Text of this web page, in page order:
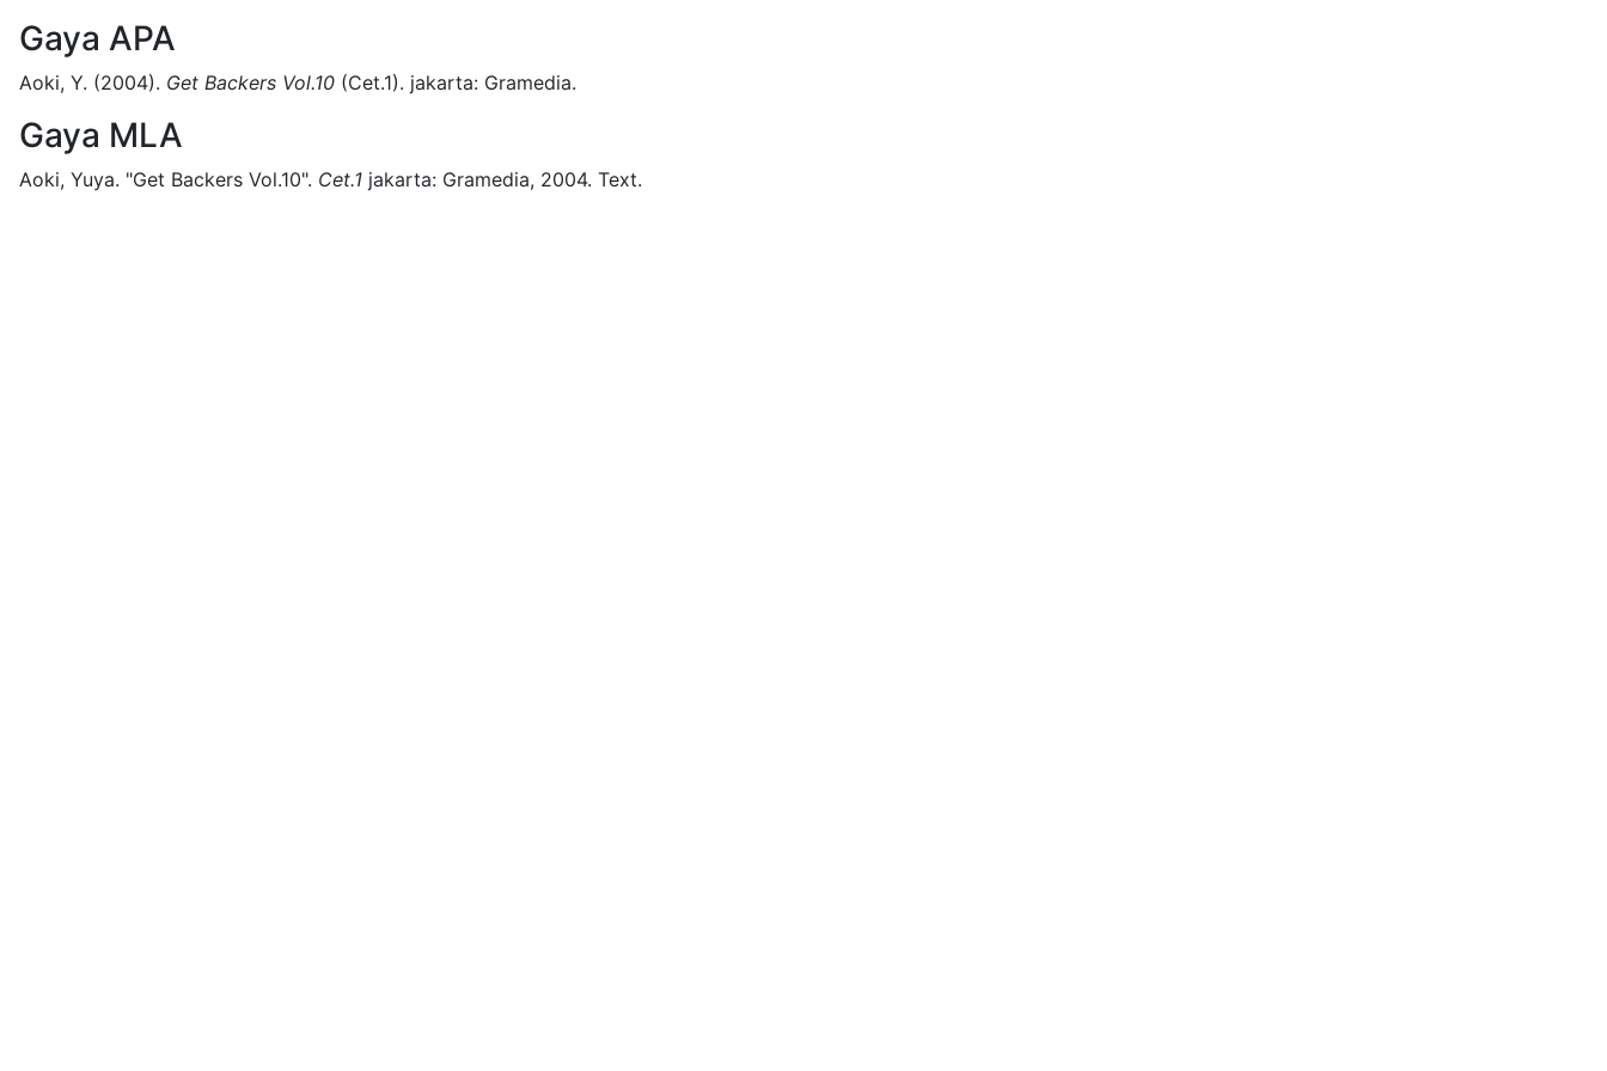
Gaya APA
Aoki, Y. (2004). Get Backers Vol.10 (Cet.1). jakarta: Gramedia.
Gaya MLA
Aoki, Yuya. "Get Backers Vol.10". Cet.1 jakarta: Gramedia, 2004. Text.